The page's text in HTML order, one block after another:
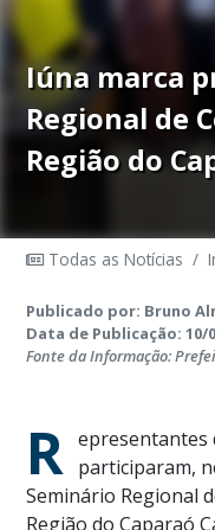
Iúna marca
Regional de
Região do
Todas as Notícias /
Publicado por: Bruno
Data de Publicação: 10/
Fonte da Informação:
R epresentantes
participaram,
Seminário Regional
Região do Caparaó